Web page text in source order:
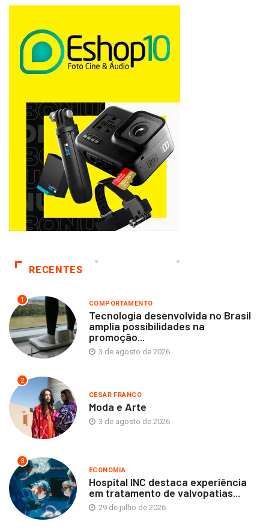
RECENTES
1 COMPORTAMENTO
Tecnologia desenvolvida no Brasil
amplia possibilidades na
promoção...
3 de agosto de 2026
2
CESAR FRANCO
Moda e Arte
3 de agosto de 2026
3
ECONOMIA
Hospital INC destaca experiência
em tratamento de valvopatias...
29 de julho de 2026